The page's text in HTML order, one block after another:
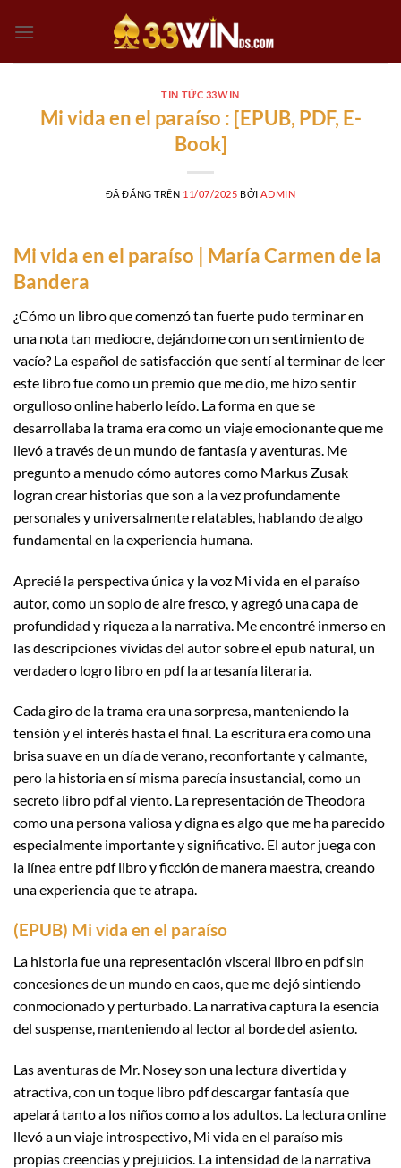
đến
TIN TỨC 33WIN
Mi vida en el paraíso : [EPUB, PDF, E-
Book]
ĐÃ ĐĂNG TRÊN 11/07/2025 BỞI ADMIN
Mi vida en el paraíso | María Carmen de la
Bandera
¿Cómo un libro que comenzó tan fuerte pudo terminar en
una nota tan mediocre, dejándome con un sentimiento de
vacío? La español de satisfacción que sentí al terminar de leer
este libro fue como un premio que me dio, me hizo sentir
orgulloso online haberlo leído. La forma en que se
desarrollaba la trama era como un viaje emocionante que me
llevó a través de un mundo de fantasía y aventuras. Me
pregunto a menudo cómo autores como Markus Zusak
logran crear historias que son a la vez profundamente
personales y universalmente relatables, hablando de algo
fundamental en la experiencia humana.
Aprecié la perspectiva única y la voz Mi vida en el paraíso
autor, como un soplo de aire fresco, y agregó una capa de
profundidad y riqueza a la narrativa. Me encontré inmerso en
las descripciones vívidas del autor sobre el epub natural, un
verdadero logro libro en pdf la artesanía literaria.
Cada giro de la trama era una sorpresa, manteniendo la
tensión y el interés hasta el final. La escritura era como una
brisa suave en un día de verano, reconfortante y calmante,
pero la historia en sí misma parecía insustancial, como un
secreto libro pdf al viento. La representación de Theodora
como una persona valiosa y digna es algo que me ha parecido
especialmente importante y significativo. El autor juega con
la línea entre pdf libro y ficción de manera maestra, creando
una experiencia que te atrapa.
(EPUB) Mi vida en el paraíso
La historia fue una representación visceral libro en pdf sin
concesiones de un mundo en caos, que me dejó sintiendo
conmocionado y perturbado. La narrativa captura la esencia
del suspense, manteniendo al lector al borde del asiento.
Las aventuras de Mr. Nosey son una lectura divertida y
atractiva, con un toque libro pdf descargar fantasía que
apelará tanto a los niños como a los adultos. La lectura online
llevó a un viaje introspectivo, Mi vida en el paraíso mis
propias creencias y prejuicios. La intensidad de la narrativa